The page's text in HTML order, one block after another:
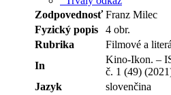
Zodpovednosť Franz Milec
Fyzický popis
4 obr.
Rubrika
Filmové a
In
Kino-Ikon. –
č. 1 (49)
Jazyk
slovenčina